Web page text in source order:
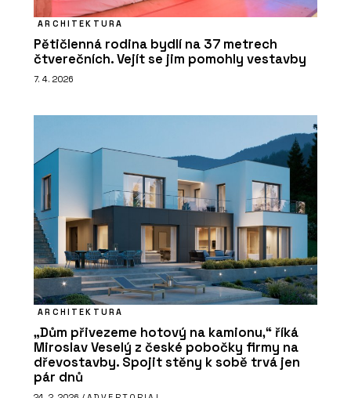
ARCHITEKTURA
Pětičlenná rodina bydlí na 37 metrech
čtverečních. Vejít se jim pomohly vestavby
7. 4. 2026
ARCHITEKTURA
„Dům přivezeme hotový na kamionu,“ říká
Miroslav Veselý z české pobočky firmy na
dřevostavby. Spojit stěny k sobě trvá jen
pár dnů